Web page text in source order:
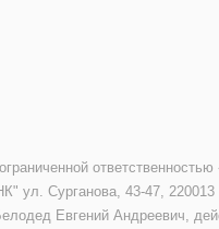
ул. Сурганова, 43-47,
Евгений Андреевич,